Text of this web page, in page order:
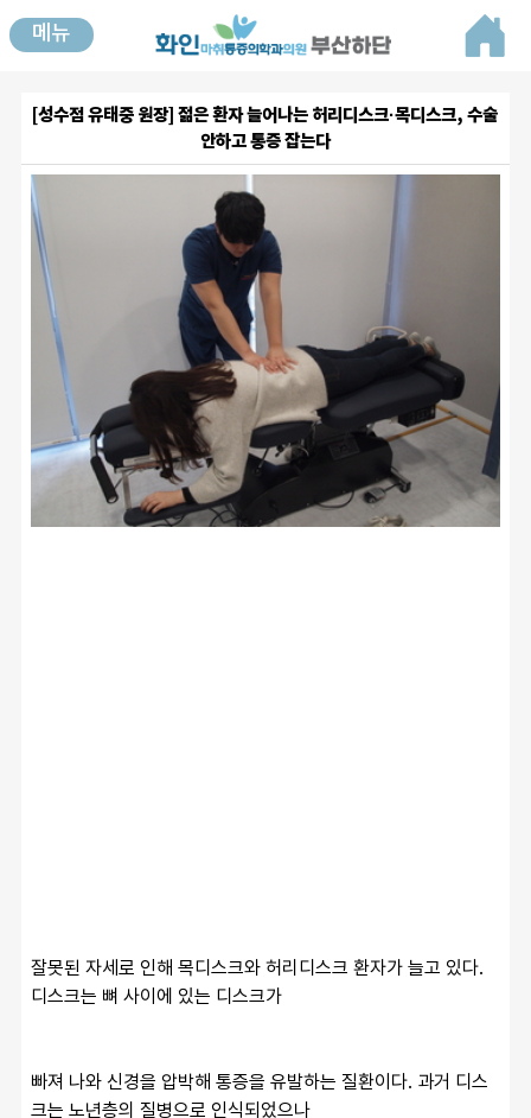
메뉴
[성수점 유태중 원장] 젊은 환자 늘어나는 허리디스크·목디스크, 수술
안하고 통증 잡는다
잘못된 자세로 인해 목디스크와 허리디스크 환자가 늘고 있다.
디스크는 뼈 사이에 있는 디스크가
빠져 나와 신경을 압박해 통증을 유발하는 질환이다. 과거 디스
크는 노년층의 질병으로 인식되었으나